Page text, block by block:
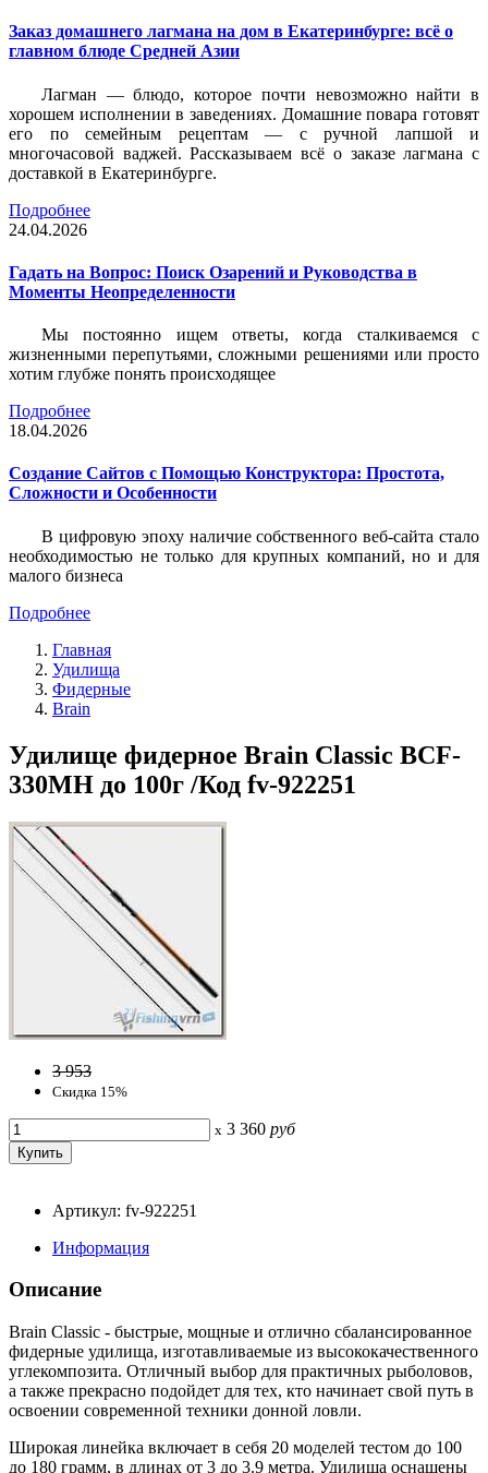
Заказ домашнего лагмана на дом в Екатеринбурге: всё о
главном блюде Средней Азии
Лагман — блюдо, которое почти невозможно найти в
хорошем исполнении в заведениях. Домашние повара готовят
его по семейным рецептам — с ручной лапшой и
многочасовой ваджей. Рассказываем всё о заказе лагмана с
доставкой в Екатеринбурге.
Подробнее
24.04.2026
Гадать на Вопрос: Поиск Озарений и Руководства в
Моменты Неопределенности
Мы постоянно ищем ответы, когда сталкиваемся с
жизненными перепутьями, сложными решениями или просто
хотим глубже понять происходящее
Подробнее
18.04.2026
Создание Сайтов с Помощью Конструктора: Простота,
Сложности и Особенности
В цифровую эпоху наличие собственного веб-сайта стало
необходимостью не только для крупных компаний, но и для
малого бизнеса
Подробнее
Главная
Удилища
Фидерные
Brain
Удилище фидерное Brain Classic BCF-
330MH до 100г /Код fv-922251
3 953
Скидка 15%
x 3 360 руб
Артикул: fv-922251
Информация
Описание
Brain Classic - быстрые, мощные и отлично сбалансированное
фидерные удилища, изготавливаемые из высококачественного
углекомпозита. Отличный выбор для практичных рыболовов,
а также прекрасно подойдет для тех, кто начинает свой путь в
освоении современной техники донной ловли.
Широкая линейка включает в себя 20 моделей тестом до 100
до 180 грамм, в длинах от 3 до 3.9 метра. Удилища оснащены